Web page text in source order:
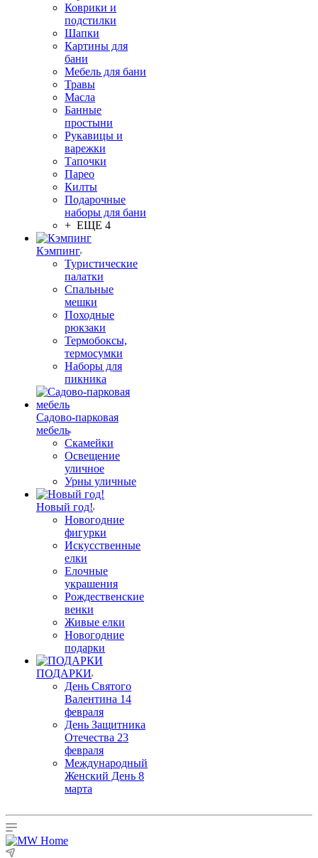
Коврики и
подстилки
Шапки
Картины для
бани
Мебель для бани
Травы
Масла
Банные
простыни
Рукавицы и
варежки
Тапочки
Парео
Килты
Подарочные
наборы для бани
+ ЕЩЕ 4
Кэмпинг
Туристические
палатки
Спальные
мешки
Походные
рюкзаки
Термобоксы,
термосумки
Наборы для
пикника
Садово-парковая
мебель
Скамейки
Освещение
уличное
Урны уличные
Новый год!
Новогодние
фигурки
Искусственные
елки
Елочные
украшения
Рождественские
венки
Живые елки
Новогодние
подарки
ПОДАРКИ
День Святого
Валентина 14
февраля
День Защитника
Отечества 23
февраля
Международный
Женский День 8
марта